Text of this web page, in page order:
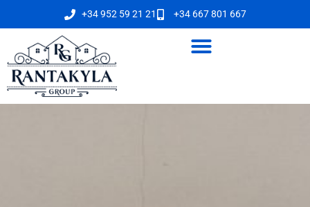
+34 952 59 21 21 +34 667 801 667